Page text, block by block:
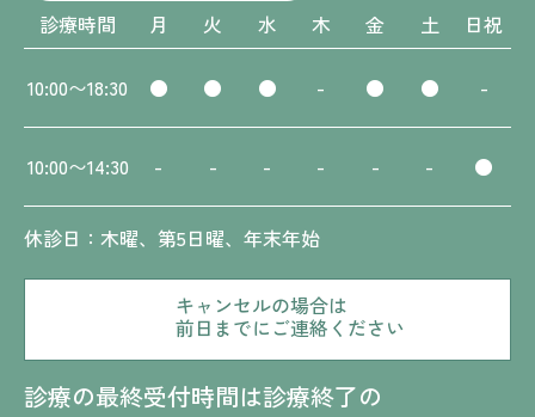
診療時間 月 火 水 木 金 土 日祝
10:00〜18:30 ● ● ● - ● ● -
10:00〜14:30 - - - - - - ●
休診日：木曜、第5日曜、年末年始
キャンセルの場合は
前日までにご連絡ください
診療の最終受付時間は診療終了の